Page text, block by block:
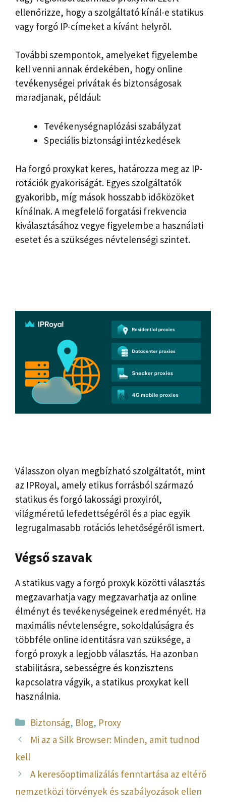
ellenőrizze, hogy a szolgáltató kínál-e statikus
vagy forgó IP-címeket a kívánt helyről.
További szempontok, amelyeket figyelembe
kell venni annak érdekében, hogy online
tevékenységei privátak és biztonságosak
maradjanak, például:
Tevékenységnaplózási szabályzat
Speciális biztonsági intézkedések
Ha forgó proxykat keres, határozza meg az IP-
rotációk gyakoriságát. Egyes szolgáltatók
gyakoribb, míg mások hosszabb időközöket
kínálnak. A megfelelő forgatási frekvencia
kiválasztásához vegye figyelembe a használati
esetet és a szükséges névtelenségi szintet.
Válasszon olyan megbízható szolgáltatót, mint
az IPRoyal, amely etikus forrásból származó
statikus és forgó lakossági proxyiról,
világméretű lefedettségéről és a piac egyik
legrugalmasabb rotációs lehetőségéről ismert.
Végső szavak
A statikus vagy a forgó proxyk közötti választás
megzavarhatja vagy megzavarhatja az online
élményt és tevékenységeinek eredményét. Ha
maximális névtelenségre, sokoldalúságra és
többféle online identitásra van szüksége, a
forgó proxyk a legjobb választás. Ha azonban
stabilitásra, sebességre és konzisztens
kapcsolatra vágyik, a statikus proxykat kell
használnia.
Kategória
Biztonság, Blog, Proxy
Mi az a Silk Browser: Minden, amit tudnod
kell
A keresőoptimalizálás fenntartása az eltérő
nemzetközi törvények és szabályozások ellen